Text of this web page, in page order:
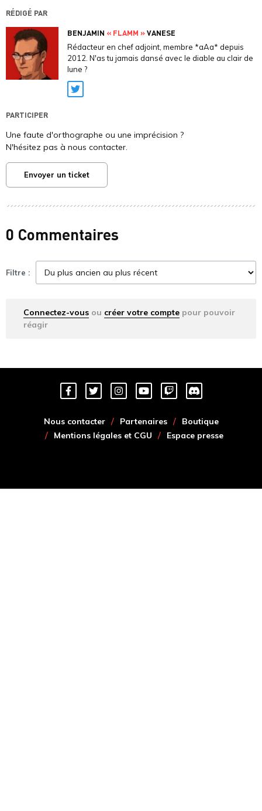
RÉDIGÉ PAR
BENJAMIN « FLAMM »VANESE
Rédacteur en chef adjoint, membre *aAa* depuis
2012. N'as tu jamais dansé avec le diable au clair de
lune ?
Twitter
PARTICIPER
Une faute d'orthographe ou une imprécision ?
N'hésitez pas à nous contacter.
Envoyer un ticket
0 Commentaires
Filtre :
Connectez-vous ou créer votre compte pour pouvoir
réagir
Nous contacter Partenaires
Boutique
Mentions légales et CGU
Espace presse